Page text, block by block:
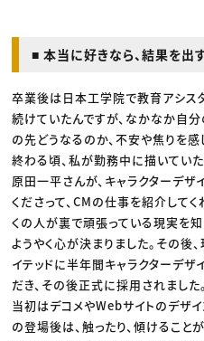
■ 本当に好きなら、結果を出
卒業後は日本工学院で教育アシス
続けていたんですが、なかなか自分
の先どうなるのか、不安や焦りを
終わる頃、私が勤務中に描いてい
原田一平さんが、キャラクターデ
くださって、CMの仕事を紹介して
くの人が裏で頑張っている現実を
ようやく心が決まりました。その後
イテッドに半年間キャラクターデザ
だき、その後正式に採用されました。
当初はデコメやWebサイトのデザ
の登場後は、触ったり、傾けるこ